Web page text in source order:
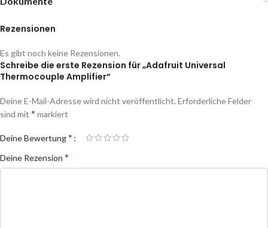
Rezensionen
Es gibt noch keine Rezensionen.
Schreibe die erste Rezension für „Adafruit Universal
Thermocouple Amplifier“
Deine E-Mail-Adresse wird nicht veröffentlicht. Erforderliche Felder
sind mit * markiert
Deine Bewertung*
Deine Rezension *